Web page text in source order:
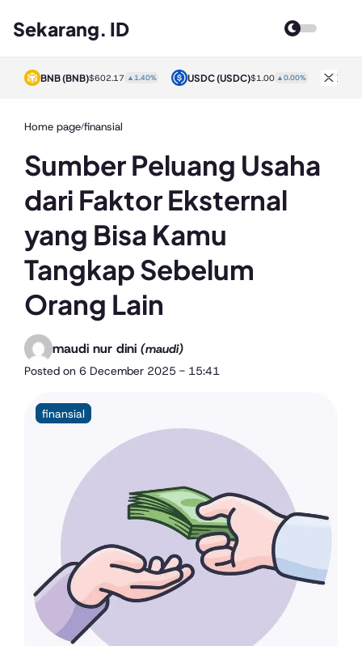
Sekarang. ID
BNB(BNB)$602.17 ▲1.40% USDC(USDC)$1.00 ▲0.00% XRP
Home page/finansial
Sumber Peluang Usaha
dari Faktor Eksternal
yang Bisa Kamu
Tangkap Sebelum
Orang Lain
maudi nur dini (maudi)
Posted on 6 December 2025 - 15:41
finansial